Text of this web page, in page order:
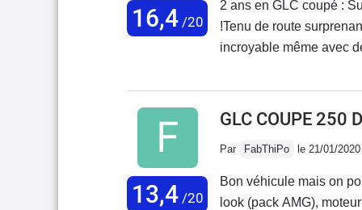
16,4/20
2 ans en GLC coupé :
!Tenu de route
incroyable même avec
11L/100 !Conso réelle
fois.Pas de CAR-Play
indispensable.Le coffre
(coupé) mais à un
confortablement 3 sans
aussi (4 pneus
13,4/20
GLC COUPE 250
Par FabThiPo le 21/01/2020
Bon véhicule mais on
look (pack AMG),